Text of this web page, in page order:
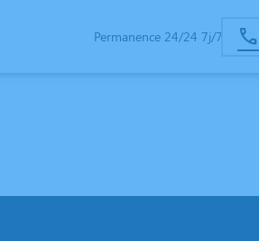
Permanence 24/24 7j/7
ESPACES HOMMAGESSERVICES AUX FAMILLES